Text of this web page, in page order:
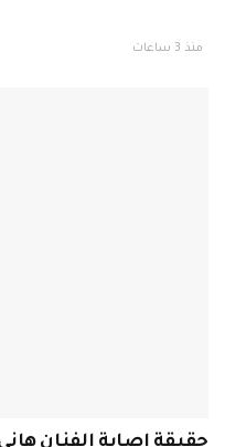
منذ 3 ساعات
حقيقة إصابة الفنان